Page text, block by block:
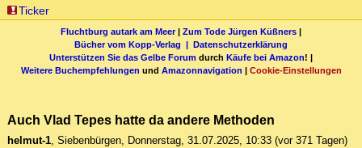
Ticker
Fluchtburg autark am Meer| Zum Tode Jürgen Küßners |
Bücher vom Kopp-Verlag | Datenschutzerklärung
Unterstützen Sie das Gelbe Forum durch Käufe bei Amazon! |
Weitere Buchempfehlungen und Amazonnavigation | Cookie-Einstellungen
Auch Vlad Tepes hatte da andere Methoden
helmut-1, Siebenbürgen, Donnerstag, 31.07.2025, 10:33 (vor 371 Tagen)